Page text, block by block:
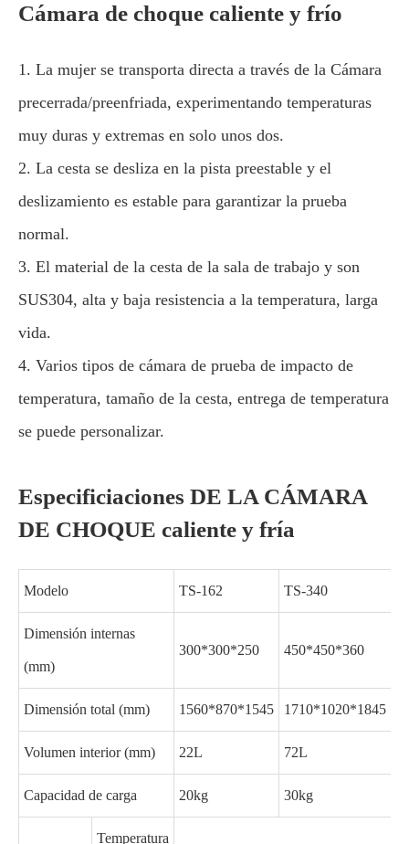
Cámara de choque caliente y frío
1. La mujer se transporta directa a través de la Cámara
precerrada/preenfriada, experimentando temperaturas
muy duras y extremas en solo unos dos.
2. La cesta se desliza en la pista preestable y el
deslizamiento es estable para garantizar la prueba
normal.
3. El material de la cesta de la sala de trabajo y son
SUS304, alta y baja resistencia a la temperatura, larga
vida.
4. Varios tipos de cámara de prueba de impacto de
temperatura, tamaño de la cesta, entrega de temperatura
se puede personalizar.
Especificiaciones DE LA CÁMARA
DE CHOQUE caliente y fría
Modelo TS-162 TS-340
Dimensión internas
(mm)
300*300*250 450*450*360
Dimensión total (mm) 1560*870*1545 1710*1020*1845
Volumen interior (mm) 22L 72L
Capacidad de carga 20kg 30kg
Temperatura